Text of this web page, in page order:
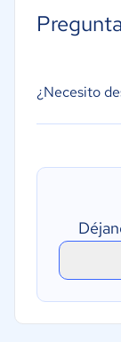
Gestión
Planes
¿Necesito